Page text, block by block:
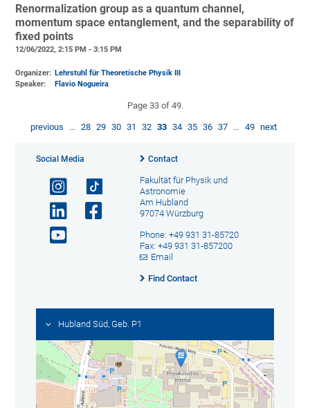
Renormalization group as a quantum channel,
momentum space entanglement, and the separability of
fixed points
12/06/2022, 2:15 PM - 3:15 PM
Organizer: Lehrstuhl für Theoretische Physik III
Speaker:
Flavio Nogueira
Page 33 of 49.
previous … 28 29 30 31 32 33 34 35 36 37 … 49 next
Social Media Contact
Fakultät für Physik und
Astronomie
Am Hubland
97074 Würzburg
Phone: +49 931 31-85720
Fax: +49 931 31-857200
Email
Find Contact
Hubland Süd, Geb. P1